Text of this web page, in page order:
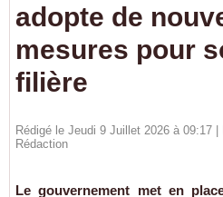
adopte de
mesures pour
filière
Rédigé le Jeudi 9 Juillet 2026 à 09:17
Rédaction
Le gouvernement met en